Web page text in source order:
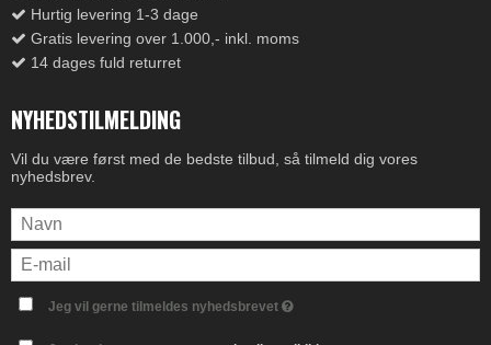
Hurtig levering 1-3 dage
Gratis levering over 1.000,- inkl. moms
14 dages fuld returret
NYHEDSTILMELDING
Vil du være først med de bedste tilbud, så tilmeld dig vores
nyhedsbrev.
Jeg vil gerne tilmeldes nyhedsbrevet